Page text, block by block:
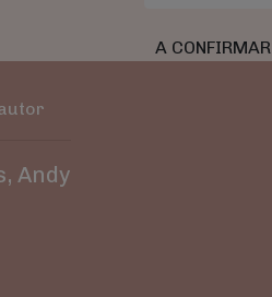
A CONFIRMAR
Andy